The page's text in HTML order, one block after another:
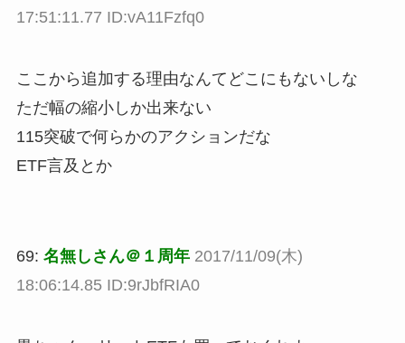
17:51:11.77 ID:vA11Fzfq0
ここから追加する理由なんてどこにもないしな
ただ幅の縮小しか出来ない
115突破で何らかのアクションだな
ETF言及とか
69: 名無しさん＠１周年 2017/11/09(木)
18:06:14.85 ID:9rJbfRIA0